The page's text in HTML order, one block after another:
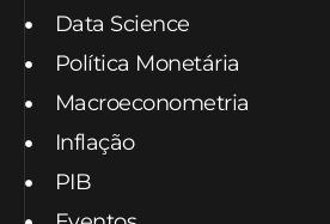
Data Science
Política Monetária
Macroeconometria
Inflação
PIB